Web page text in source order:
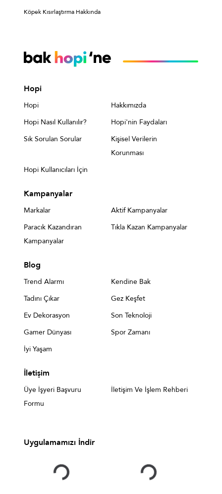
Köpek Kısırlaştırma Hakkında
Hopi
Hopi
Hakkımızda
Hopi Nasıl Kullanılır?
Hopi'nin Faydaları
Sık Sorulan Sorular
Kişisel Verilerin
Korunması
Hopi Kullanıcıları İçin
Kampanyalar
Markalar
Aktif Kampanyalar
Paracık Kazandıran
Kampanyalar
Tıkla Kazan Kampanyalar
Blog
Trend Alarmı
Kendine Bak
Tadını Çıkar
Gez Keşfet
Ev Dekorasyon
Son Teknoloji
Gamer Dünyası
Spor Zamanı
İyi Yaşam
İletişim
Üye İşyeri Başvuru
Formu
İletişim Ve İşlem Rehberi
Uygulamamızı İndir